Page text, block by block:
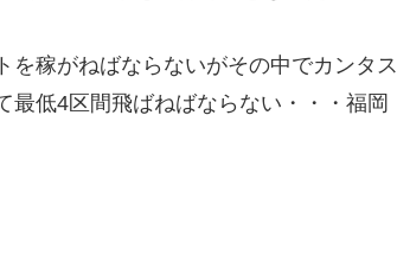
を稼がねばならないがその中でカンタス
低4区間飛ばねばならない・・・福岡